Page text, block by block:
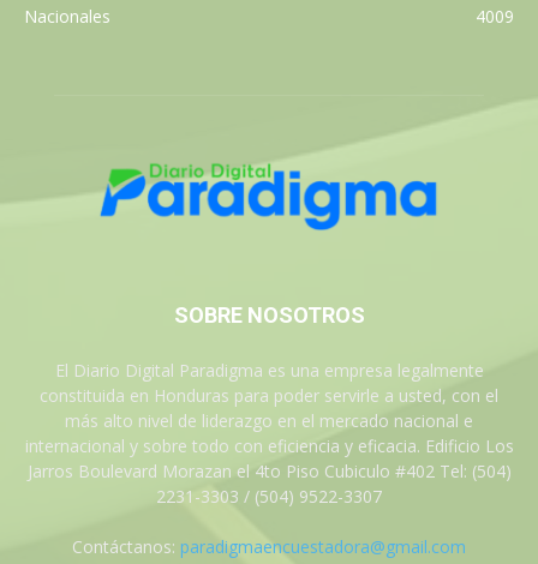
Nacionales
4009
SOBRE NOSOTROS
El Diario Digital Paradigma es una empresa legalmente
constituida en Honduras para poder servirle a usted, con el
más alto nivel de liderazgo en el mercado nacional e
internacional y sobre todo con eficiencia y eficacia. Edificio Los
Jarros Boulevard Morazan el 4to Piso Cubiculo #402 Tel: (504)
2231-3303 / (504) 9522-3307
Contáctanos: paradigmaencuestadora@gmail.com